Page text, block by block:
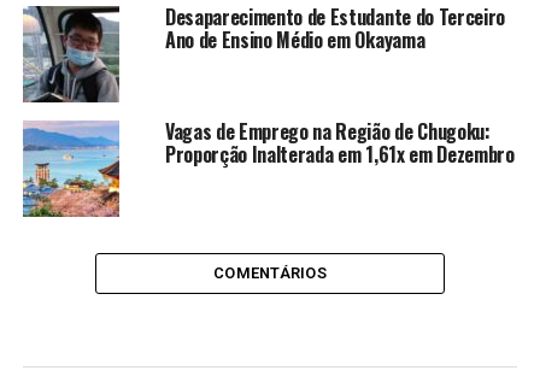
Desaparecimento de Estudante do Terceiro
Ano de Ensino Médio em Okayama
Vagas de Emprego na Região de Chugoku:
Proporção Inalterada em 1,61x em Dezembro
COMENTÁRIOS